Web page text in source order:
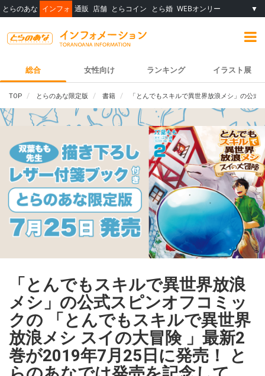
とらのあな インフォ 通販 店舗 とらコイン とら婚 WEBオンリー ▼
総合 女性向け ランキング イラスト展
TOP とらのあな限定版 書籍 「とんでもスキルで異世界放浪メシ」の公
「とんでもスキルで異世界放浪
メシ」の公式スピンオフコミッ
クの 「とんでもスキルで異世界
放浪メシ スイの大冒険 」最新2
巻が2019年7月25日に発売！ と